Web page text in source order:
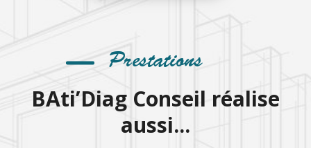
Prestations
BAti’Diag Conseil réalise
aussi...